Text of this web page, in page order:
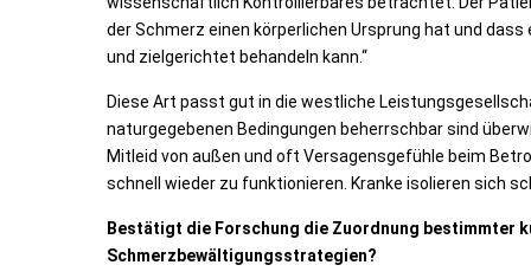
der Schmerz einen körperlichen Ursprung hat und
und zielgerichtet behandeln kann.“
Diese Art passt gut in die westliche
naturgegebenen Bedingungen beherrschbar sind
Mitleid von außen und oft Versagensgefühle beim
schnell wieder zu funktionieren. Kranke isolieren sich
Bestätigt die Forschung die Zuordnung bestimmter
Schmerzbewältigungsstrategien?